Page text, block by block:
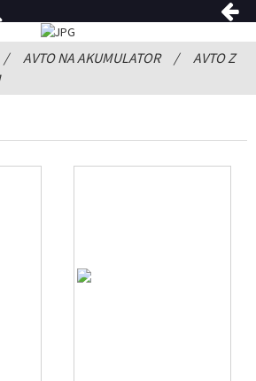
AVTO NA AKUMULATOR
AVTO Z